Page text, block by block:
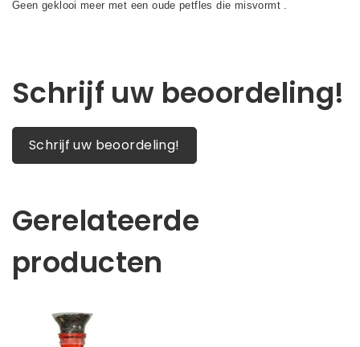
Schrijf uw beoordeling!
Schrijf uw beoordeling!
Gerelateerde
producten